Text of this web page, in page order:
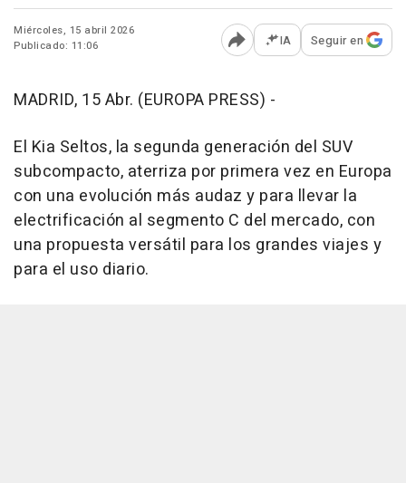
Miércoles, 15 abril 2026
Publicado: 11:06
Abrir opciones para
IA Seguir en
MADRID, 15 Abr. (EUROPA PRESS) -
El Kia Seltos, la segunda generación del SUV
subcompacto, aterriza por primera vez en Europa
con una evolución más audaz y para llevar la
electrificación al segmento C del mercado, con
una propuesta versátil para los grandes viajes y
para el uso diario.